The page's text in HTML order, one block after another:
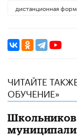
дистанционная
ЧИТАЙТЕ
ОБУЧЕНИЕ»